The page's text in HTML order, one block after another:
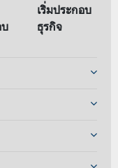
เริ่มประกอบ
ธุรกิจ